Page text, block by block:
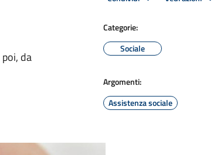
da
Categorie:
Sociale
Argomenti:
Assistenza sociale